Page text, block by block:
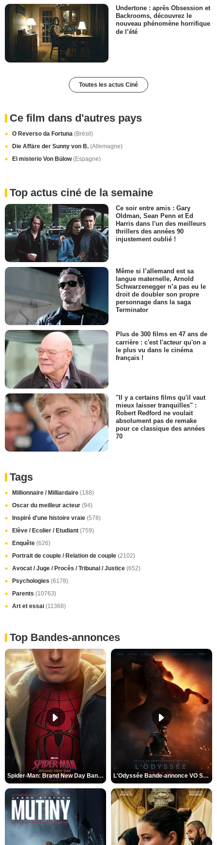
Undertone : après Obsession et
Backrooms, découvrez le
nouveau phénomène horrifique
de l’été
Toutes les actus Ciné
Ce film dans d'autres pays
O Reverso da Fortuna (Brésil)
Die Affäre der Sunny von B. (Allemagne)
El misterio Von Bülow(Espagne)
Top actus ciné de la semaine
Ce soir entre amis : Gary
Oldman, Sean Penn et Ed
Harris dans l'un des meilleurs
thrillers des années 90
injustement oublié !
Même si l’allemand est sa
langue maternelle, Arnold
Schwarzenegger n’a pas eu le
droit de doubler son propre
personnage dans la saga
Terminator
Plus de 300 films en 47 ans de
carrière : c'est l'acteur qu'on a
le plus vu dans le cinéma
français !
"Il y a certains films qu'il vaut
mieux laisser tranquilles" :
Robert Redford ne voulait
absolument pas de remake
pour ce classique des années
70
Tags
Millionnaire / Milliardaire (188)
Oscar du meilleur acteur (94)
Inspiré d'une histoire vraie (578)
Elève / Ecolier / Etudiant (759)
Enquête (626)
Portrait de couple / Relation de couple (2102)
Avocat / Juge / Procès / Tribunal / Justice (652)
Psychologies (6178)
Parents (10763)
Art et essai (11368)
Top Bandes-annonces
Spider-Man: Brand New Day Bande-annonce VO STFR L'Odyssée Bande-annonce VO STFR